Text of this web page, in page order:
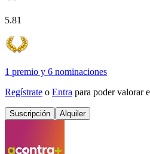
5.81
1 premio y 6 nominaciones
Regístrate o Entra para poder valorar
Suscripción Alquiler